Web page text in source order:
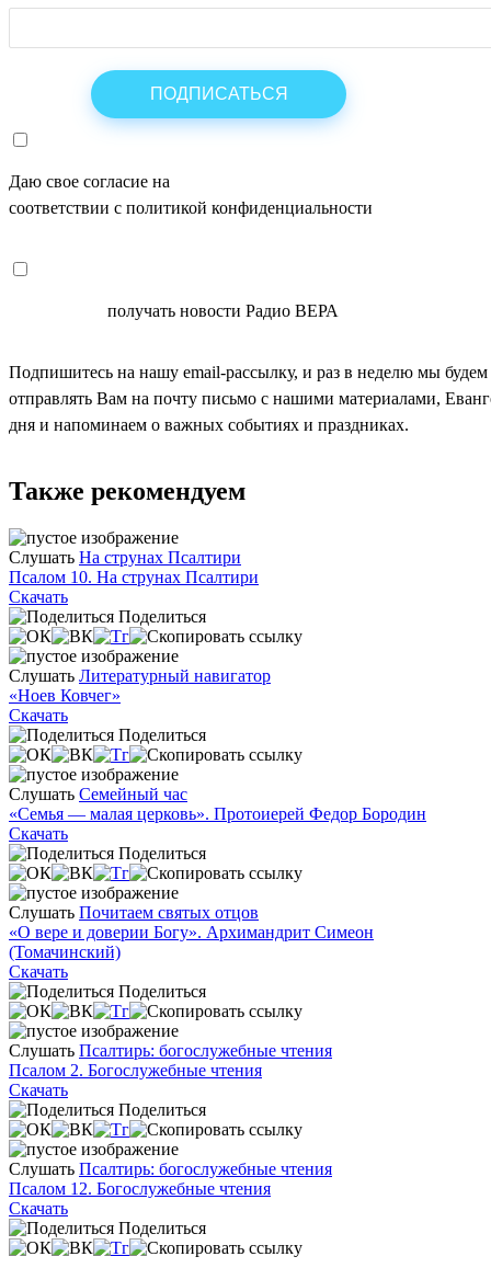
Даю свое согласие на
соответствии с политикой конфиденциальности
получать новости Радио ВЕРА
Подпишитесь на нашу email-рассылку, и раз в неделю мы будем
отправлять Вам на почту письмо с нашими материалами,
дня и напоминаем о важных событиях и праздниках.
Также рекомендуем
Слушать На струнах Псалтири
Псалом 10. На струнах Псалтири
Скачать
Поделиться
Слушать Литературный навигатор
«Ноев Ковчег»
Скачать
Поделиться
Слушать Семейный час
«Семья — малая церковь». Протоиерей Федор Бородин
Скачать
Поделиться
Слушать Почитаем святых отцов
«О вере и доверии Богу». Архимандрит Симеон
(Томачинский)
Скачать
Поделиться
Слушать Псалтирь: богослужебные чтения
Псалом 2. Богослужебные чтения
Скачать
Поделиться
Слушать Псалтирь: богослужебные чтения
Псалом 12. Богослужебные чтения
Скачать
Поделиться